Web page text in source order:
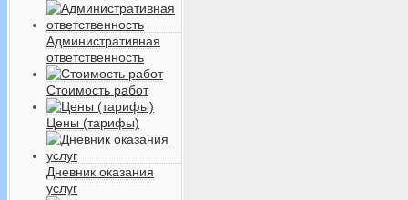
Административная
ответственность
Стоимость работ
Цены (тарифы)
Дневник оказания
услуг